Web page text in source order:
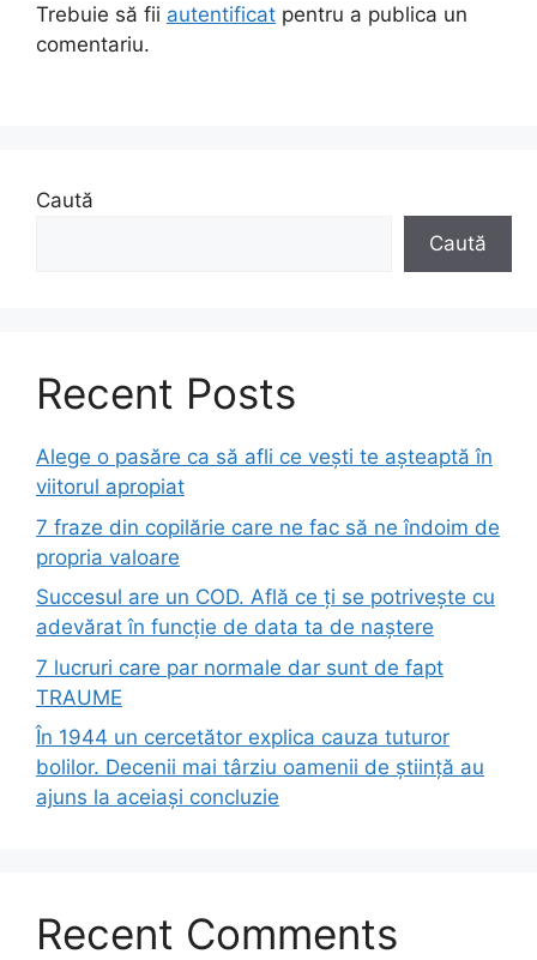
Trebuie să fii autentificat pentru a publica un
comentariu.
Caută
Caută
Recent Posts
Alege o pasăre ca să afli ce vești te așteaptă în
viitorul apropiat
7 fraze din copilărie care ne fac să ne îndoim de
propria valoare
Succesul are un COD. Află ce ți se potrivește cu
adevărat în funcție de data ta de naștere
7 lucruri care par normale dar sunt de fapt
TRAUME
În 1944 un cercetător explica cauza tuturor
bolilor. Decenii mai târziu oamenii de știință au
ajuns la aceiași concluzie
Recent Comments